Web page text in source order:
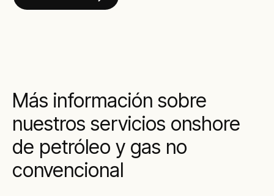
Más información sobre
nuestros servicios onshore
de petróleo y gas no
convencional